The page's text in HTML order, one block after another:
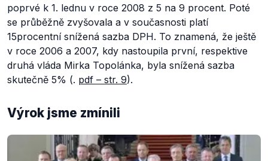
poprvé k 1. lednu v roce 2008 z 5 na 9 procent. Poté
se průběžně zvyšovala a v současnosti platí
15procentní snížená sazba DPH. To znamená, že ještě
v roce 2006 a 2007, kdy nastoupila první, respektive
druhá vláda Mirka Topolánka, byla snížená sazba
skutečně 5% (. pdf – str. 9).
Výrok jsme zmínili